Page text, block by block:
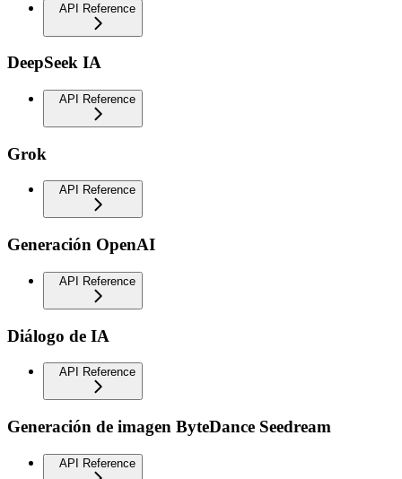
API Reference
DeepSeek IA
API Reference
Grok
API Reference
Generación OpenAI
API Reference
Diálogo de IA
API Reference
Generación de imagen ByteDance Seedream
API Reference